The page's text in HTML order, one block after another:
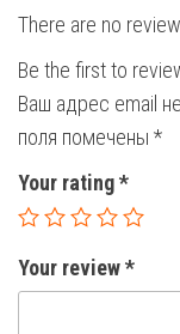
There are no
Be the first to
Ваш адрес email
поля помечены *
Your rating*
Your review*